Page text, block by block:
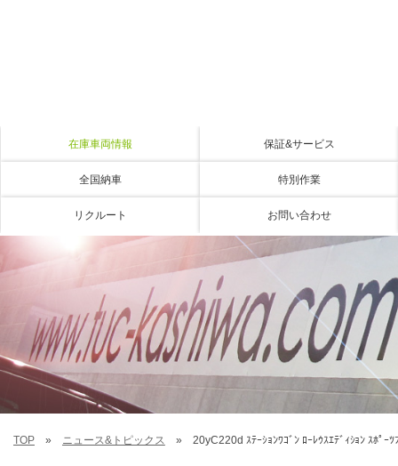
在庫車両情報 保証&サービス
全国納車 特別作業
リクルート お問い合わせ
TOP ニュース&トピックス 20yC220d ｽﾃｰｼｮﾝﾜｺﾞﾝ ﾛｰﾚｳｽｴﾃﾞｨｼｮﾝ ｽﾎ